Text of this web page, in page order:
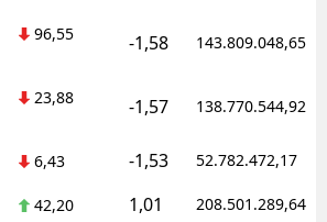
96,55 -1,58 143.809.048,65
23,88 -1,57 138.770.544,92
6,43 -1,53 52.782.472,17
42,20 1,01 208.501.289,64